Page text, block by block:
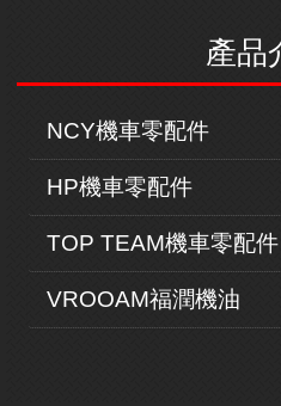
產品
NCY機車零配件
HP機車零配件
TOP TEAM機車零配件
VROOAM福潤機油